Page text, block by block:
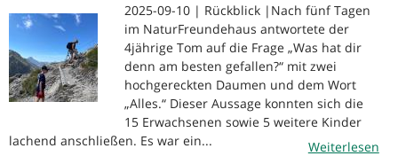
2025-09-10 | Rückblick |Nach fünf Tagen
im NaturFreundehaus antwortete der
4jährige Tom auf die Frage „Was hat dir
denn am besten gefallen?“ mit zwei
hochgereckten Daumen und dem Wort
„Alles.“ Dieser Aussage konnten sich die
15 Erwachsenen sowie 5 weitere Kinder
lachend anschließen. Es war ein...
Weiterlesen